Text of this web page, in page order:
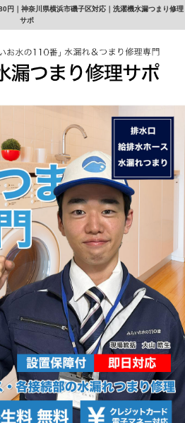
円｜神奈川県横浜市磯子区対応｜洗濯機水漏つまり修理
サポ